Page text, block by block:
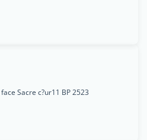
Sacre c?ur11 BP 2523